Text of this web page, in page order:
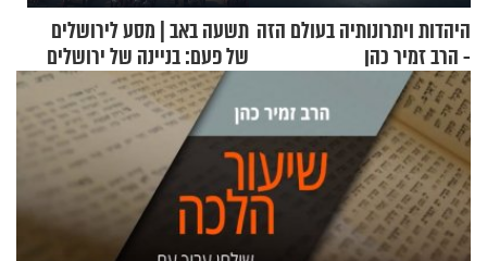
היהדות ויתרונותיה בעולם הזה
- הרב זמיר כהן
תשעה באב | מסע לירושלים
של פעם: בניינה של ירושלים